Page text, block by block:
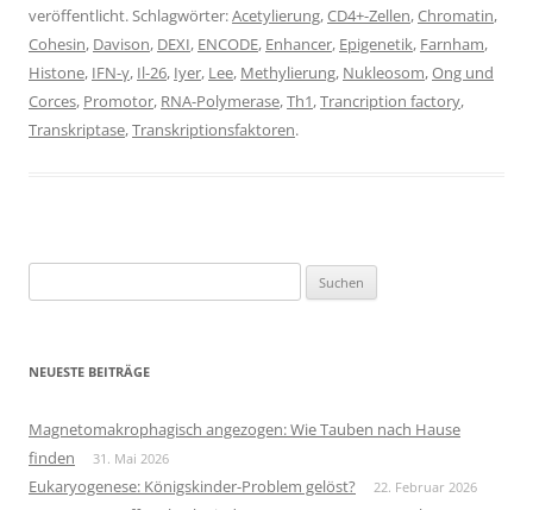
veröffentlicht. Schlagwörter:Acetylierung,CD4+-Zellen,Chromatin,
Cohesin, Davison, DEXI, ENCODE, Enhancer, Epigenetik, Farnham,
Histone, IFN-γ, Il-26, Iyer, Lee, Methylierung, Nukleosom,Ong und
Corces, Promotor, RNA-Polymerase,Th1,Trancription factory,
Transkriptase,Transkriptionsfaktoren.
nach:
NEUESTE BEITRÄGE
Magnetomakrophagisch angezogen: Wie Tauben nach Hause
finden
31. Mai 2026
Eukaryogenese: Königskinder-Problem gelöst? 22. Februar 2026